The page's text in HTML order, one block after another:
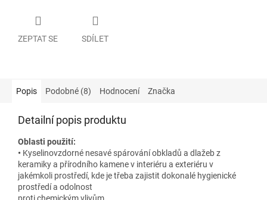
ZEPTAT SE SDÍLET
Popis Podobné (8) Hodnocení Značka
Detailní popis produktu
Oblasti použití:
• Kyselinovzdorné nesavé spárování obkladů a dlažeb z
keramiky a přírodního kamene v interiéru a exteriéru v
jakémkoli prostředí, kde je třeba zajistit dokonalé hygienické
prostředí a odolnost